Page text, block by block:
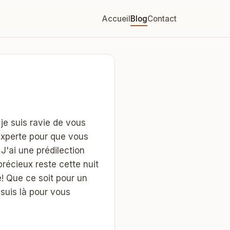
AccueilBlogContact
suis ravie de vous
pour que vous
une prédilection
reste cette nuit
Que ce soit pour un
là pour vous